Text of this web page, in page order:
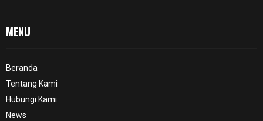
MENU
Beranda
Tentang Kami
Hubungi Kami
News